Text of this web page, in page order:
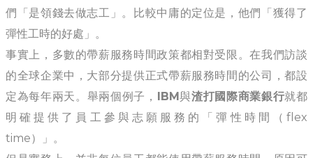
們「是領錢去做志工」。比較中庸的定位是，他們「獲得了
彈性工時的好處」。
事實上，多數的帶薪服務時間政策都相對受限。在我們訪談
的全球企業中，大部分提供正式帶薪服務時間的公司，都設
定為每年兩天。舉兩個例子，
IBM 與渣打國際商業銀行就都
明確提供了員工參與志願服務的「彈性時間（flex
time）」。